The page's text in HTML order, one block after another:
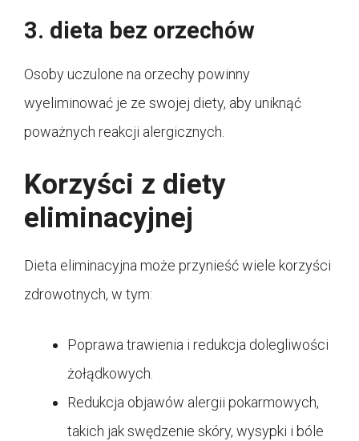
3. dieta bez orzechów
Osoby uczulone na orzechy powinny
wyeliminować je ze swojej diety, aby uniknąć
poważnych reakcji alergicznych.
Korzyści z diety
eliminacyjnej
Dieta eliminacyjna może przynieść wiele korzyści
zdrowotnych, w tym:
Poprawa trawienia i redukcja dolegliwości
żołądkowych.
Redukcja objawów alergii pokarmowych,
takich jak swędzenie skóry, wysypki i bóle